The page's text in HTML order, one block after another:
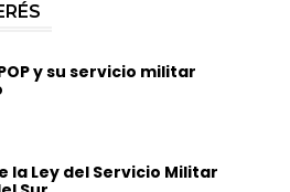
y su servicio militar
la Ley del Servicio Militar